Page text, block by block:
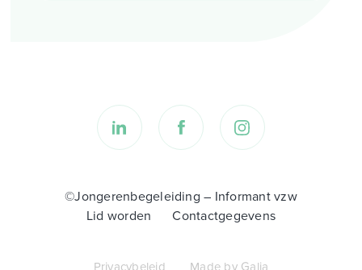
©Jongerenbegeleiding – Informant vzw
Lid worden
Contactgegevens
Privacybeleid Made by Galia